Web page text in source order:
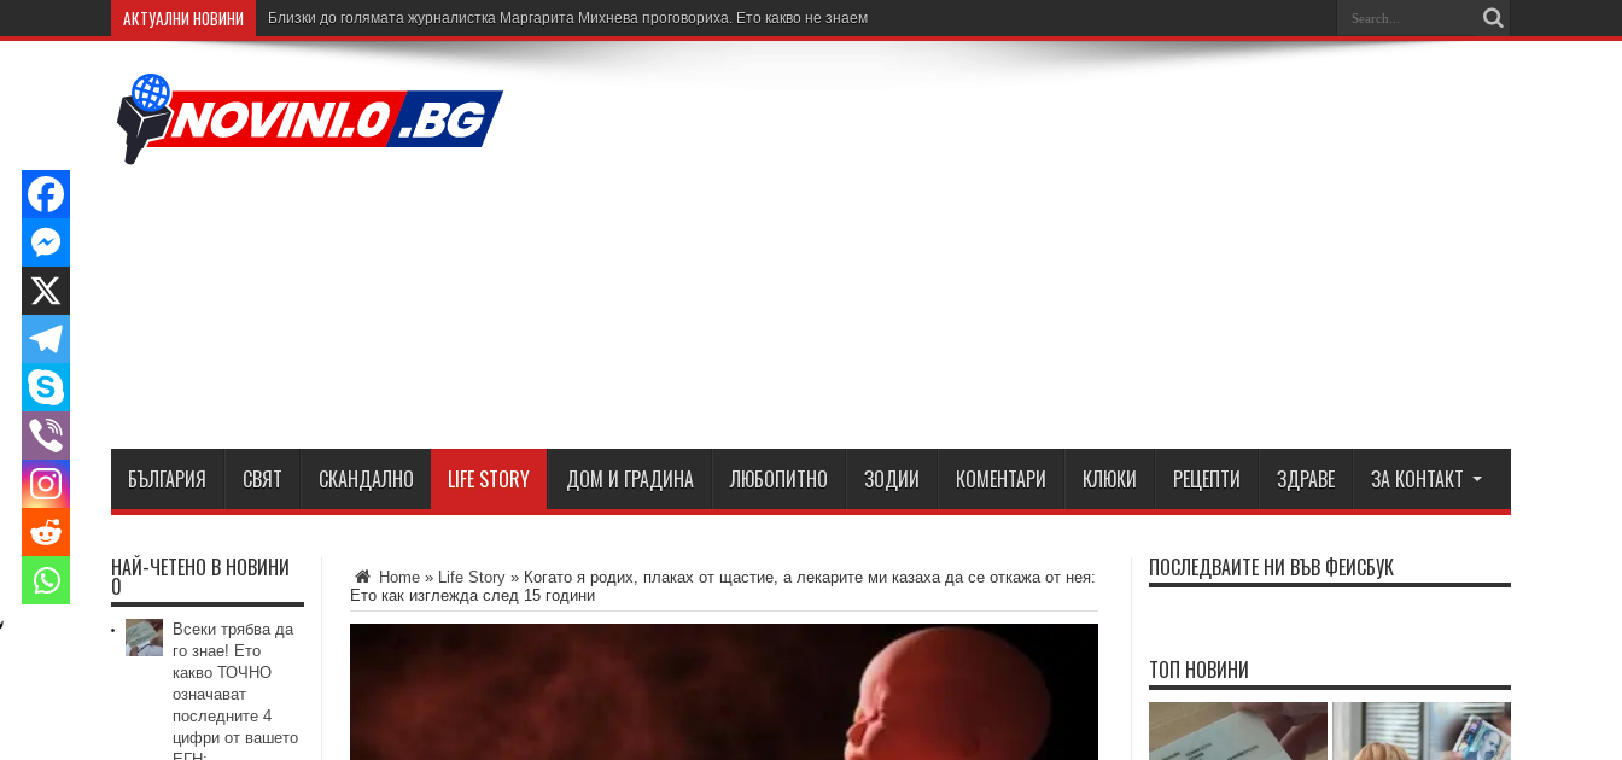
АКТУАЛНИ НОВИНИ Близки до голямата журналистка Маргарита Михнева проговориха. Ето какво не знаем
БЪЛГАРИЯ СВЯТ СКАНДАЛНО LIFE STORY ДОМ И ГРАДИНА ЛЮБОПИТНО ЗОДИИ КОМЕНТАРИ КЛЮКИ РЕЦЕПТИ ЗДРАВЕ ЗА КОНТАКТ
Home » Life Story » Когато я родих, плаках от щастие, а лекарите ми казаха да се откажа от нея:
Ето как изглежда след 15 години
НАЙ-ЧЕТЕНО В НОВИНИ
0
Всеки трябва да
го знае! Ето
какво ТОЧНО
означават
последните 4
цифри от вашето
ПОСЛЕДВАЙТЕ НИ ВЪВ ФЕЙСБУК
ТОП НОВИНИ